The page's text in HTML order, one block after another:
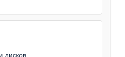
дисков